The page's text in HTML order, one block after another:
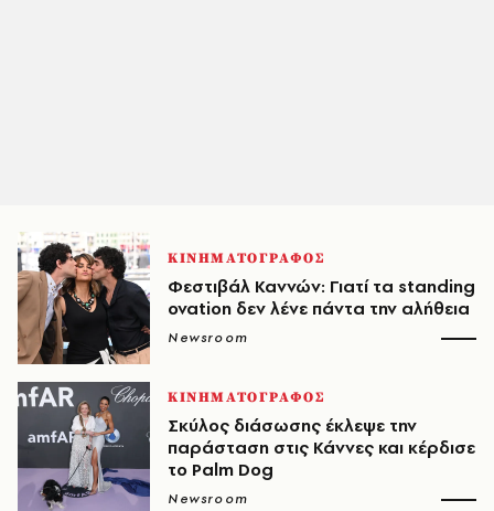
ΚΙΝΗΜΑΤΟΓΡΑΦΟΣ
Φεστιβάλ Καννών: Γιατί τα standing
ovation δεν λένε πάντα την αλήθεια
Newsroom
ΚΙΝΗΜΑΤΟΓΡΑΦΟΣ
Σκύλος διάσωσης έκλεψε την
παράσταση στις Κάννες και κέρδισε
το Palm Dog
Newsroom